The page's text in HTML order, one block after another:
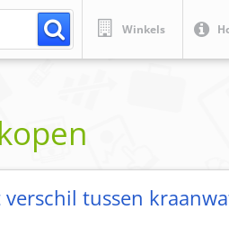
Winkels
verschil tussen